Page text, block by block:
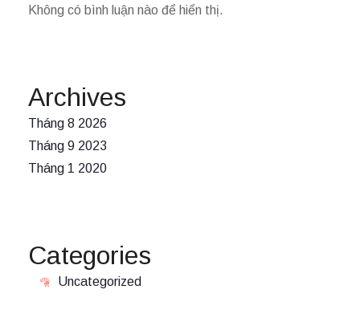
Không có bình luận nào để hiển thị.
Archives
Tháng 8 2026
Tháng 9 2023
Tháng 1 2020
Categories
Uncategorized